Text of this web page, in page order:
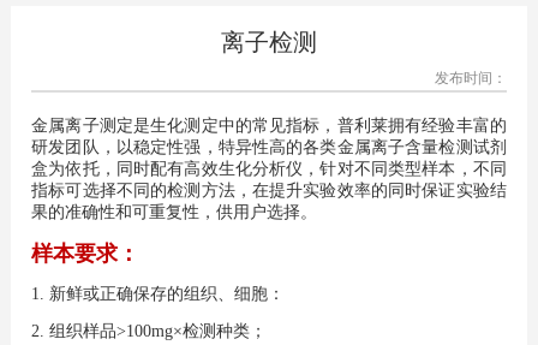
离子检测
发布时间：
金属离子测定是生化测定中的常见指标，普利莱拥有经验丰富的
研发团队，以稳定性强，特异性高的各类金属离子含量检测试剂
盒为依托，同时配有高效生化分析仪，针对不同类型样本，不同
指标可选择不同的检测方法，在提升实验效率的同时保证实验结
果的准确性和可重复性，供用户选择。
样本要求：
1. 新鲜或正确保存的组织、细胞：
2. 组织样品>100mg×检测种类；